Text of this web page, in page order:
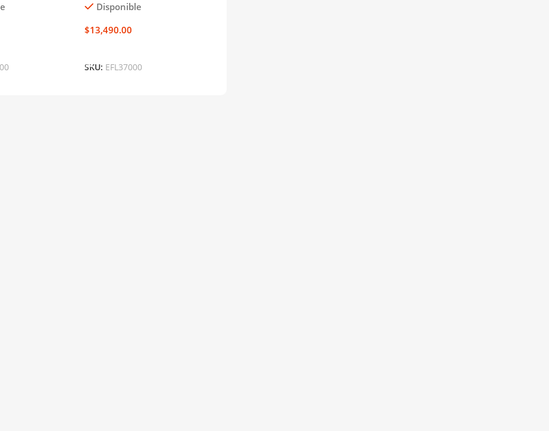
Disponible
$13,490.00
SKU: EFL37000